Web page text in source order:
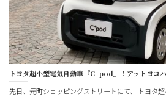
トヨタ超小型電気自動車『C+pod』！アットヨコ
先日、元町ショッピングストリートにて、 トヨタ